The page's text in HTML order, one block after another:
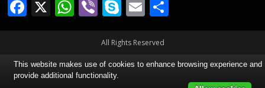
Facebook
X WhatsApp
ViberSkype
Email
All Rights Reserved
This website makes use of cookies to enhance browsing experience and
provide additional functionality.